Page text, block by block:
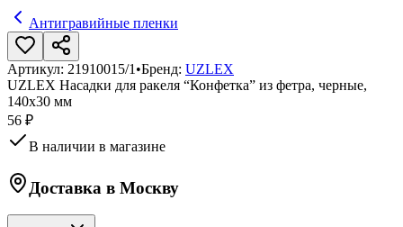
Антигравийные пленки
Артикул: 21910015/1 •Бренд: UZLEX
UZLEX Насадки для ракеля “Конфетка” из фетра, черные,
140х30 мм
56 ₽
В наличии в магазине
Доставка в Москву